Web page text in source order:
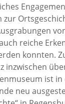
reiche
konnten.
ist
neu